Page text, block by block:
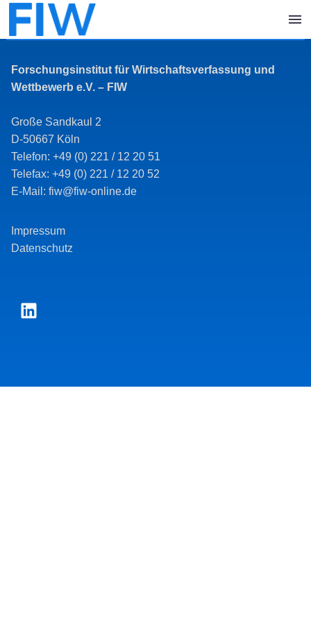
Forschungsinstitut für Wirtschaftsverfassung und
Wettbewerb e.V. – FIW
Große Sandkaul 2
D-50667 Köln
Telefon: +49 (0) 221 / 12 20 51
Telefax: +49 (0) 221 / 12 20 52
E-Mail: fiw@fiw-online.de
Impressum
Datenschutz